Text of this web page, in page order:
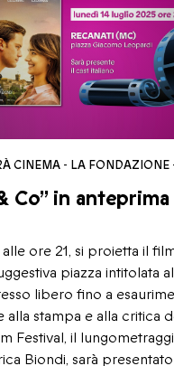
CINEMA- LA FONDAZIONE
Co” in anteprima
ore 21, si proietta il
piazza intitolata
libero fino a
alla stampa e alla critica
Festival, il
Biondi, sarà